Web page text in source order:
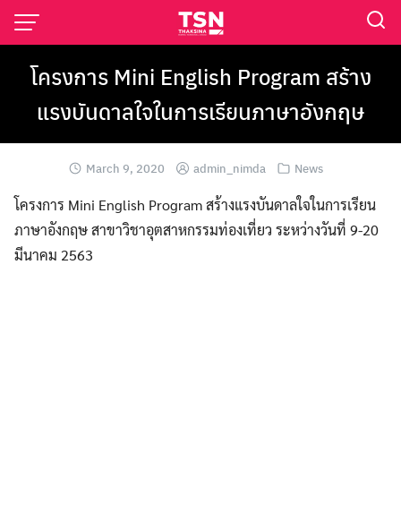
โครงการ Mini English Program สร้าง
แรงบันดาลใจในการเรียนภาษาอังกฤษ
March 9, 2020 admin_nimda News
โครงการ Mini English Program สร้างแรงบันดาลใจในการเรียน
ภาษาอังกฤษ สาขาวิชาอุตสาหกรรมท่องเที่ยว ระหว่างวันที่ 9-20
มีนาคม 2563